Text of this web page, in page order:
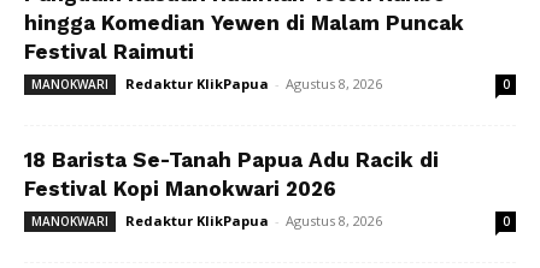
hingga Komedian Yewen di Malam Puncak
Festival Raimuti
MANOKWARI Redaktur KlikPapua - Agustus 8, 2026 0
18 Barista Se-Tanah Papua Adu Racik di
Festival Kopi Manokwari 2026
MANOKWARI Redaktur KlikPapua - Agustus 8, 2026 0